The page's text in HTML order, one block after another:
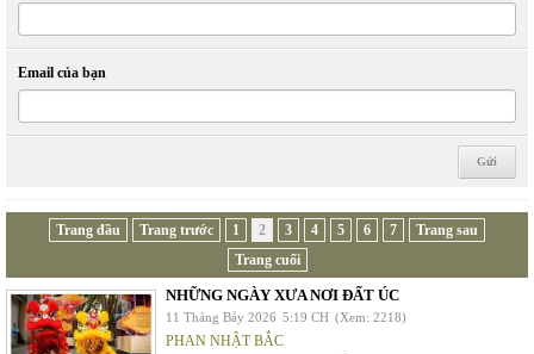
Email của bạn
Trang đầu Trang trước 1 2 3 4 5 6 7
Trang sau
Trang cuối
NHỮNG NGÀY XƯA NƠI ĐẤT ÚC
11 Tháng Bảy 2026 5:19 CH (Xem: 2218)
PHAN NHẬT BẮC